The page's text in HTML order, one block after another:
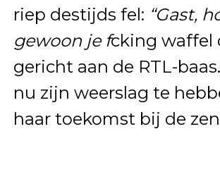
riep destijds fel: “Gast,
gewoon je fcking waffel
gericht aan de RTL-
nu zijn weerslag te
haar toekomst bij de